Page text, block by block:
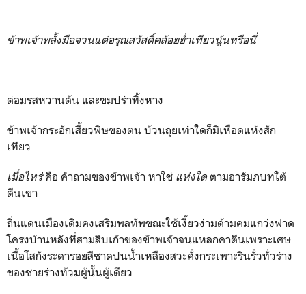
ข้าพเจ้าพลั้งมือจวนแต่อรุณสวัสดิ์คล้อยย่ำเทียวนู้นหรือนี่
ต่อมรสหวานต้น และขมปร่าทิ้งหาง
ข้าพเจ้ากระอักเสี้ยวพิษของตน บ้วนถุยเท่าใดก็มิเหือดแห้งสัก
เทียว
เมื่อไหร่คือ คำถามของข้าพเจ้า หาใช่ แห่งใด ตามอารัมภบทใต้
ตีนเขา
ถิ่นแดนเมืองเดิมคงเสริมพลทัพขณะใช้เงี้ยวง่ามด้ามคมแกว่งฟาด
โครงบ้านหลังที่สามสิบเก้าของข้าพเจ้าจนแหลกคาตีนเพราะเศษ
เนื้อโสกังระดารอยสีชาดปนน้ำเหลืองสวะคั่งกระเพาะรินรั่วทั่วร่าง
ของชายร่างท้วมผู้นั้นผู้เดียว